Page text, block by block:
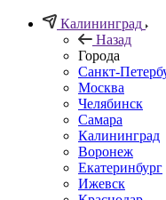
Калининград
Назад
Города
Санкт-
Москва
Челябинск
Самара
Калининград
Воронеж
Екатеринбург
Ижевск